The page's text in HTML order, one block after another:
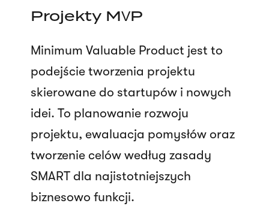
Projekty MVP
Minimum Valuable Product jest to
podejście tworzenia projektu
skierowane do startupów i nowych
idei. To planowanie rozwoju
projektu, ewaluacja pomysłów oraz
tworzenie celów według zasady
SMART dla najistotniejszych
biznesowo funkcji.